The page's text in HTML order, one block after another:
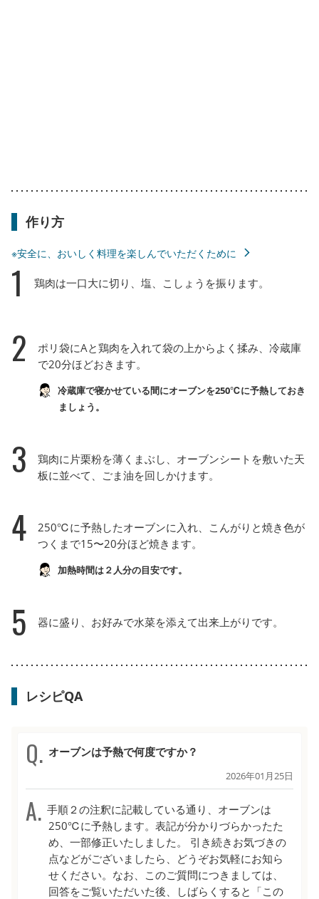
作り方
※安全に、おいしく料理を楽しんでいただくために
1 鶏肉は一口大に切り、塩、こしょうを振ります。
2
ポリ袋にAと鶏肉を入れて袋の上からよく揉み、冷蔵庫
で20分ほどおきます。
冷蔵庫で寝かせている間にオーブンを250℃に予熱しておき
ましょう。
3
鶏肉に片栗粉を薄くまぶし、オーブンシートを敷いた天
板に並べて、ごま油を回しかけます。
4
250℃に予熱したオーブンに入れ、こんがりと焼き色が
つくまで15〜20分ほど焼きます。
加熱時間は２人分の目安です。
5 器に盛り、お好みで水菜を添えて出来上がりです。
レシピQA
オーブンは予熱で何度ですか？
2026年01月25日
手順２の注釈に記載している通り、オーブンは
250℃に予熱します。表記が分かりづらかったた
め、一部修正いたしました。 引き続きお気づきの
点などがございましたら、どうぞお気軽にお知ら
せください。なお、このご質問につきましては、
回答をご覧いただいた後、しばらくすると「この